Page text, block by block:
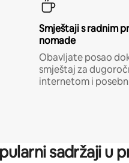
Smještaji s radnim
nomade
Obavljate posao
smještaj za
internetom i
sadržaji u